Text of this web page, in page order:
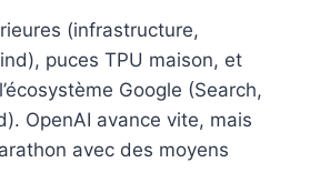
(infrastructure,
puces TPU maison, et
Google (Search,
OpenAI avance vite, mais
avec des moyens